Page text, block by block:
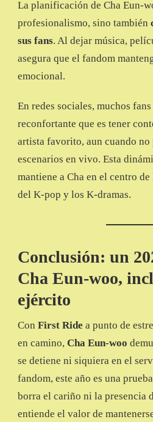
La planificación de Cha Eun-
profesionalismo, sino también
sus fans. Al dejar música,
asegura que el fandom
emocional.
En redes sociales, muchos
reconfortante que es tener
artista favorito, aun cuando no
escenarios en vivo. Esta
mantiene a Cha en el centro
del K-pop y los K-dramas.
Conclusión: un
Cha Eun-woo,
ejército
Con First Ride a punto de
en camino, Cha Eun-woo
se detiene ni siquiera en el
fandom, este año es una
borra el cariño ni la presencia
entiende el valor de